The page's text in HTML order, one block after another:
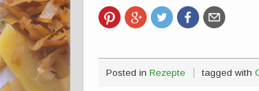
Posted in Rezepte tagged with